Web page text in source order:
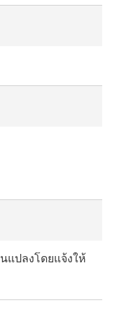
แปลงโดยแจ้งให้